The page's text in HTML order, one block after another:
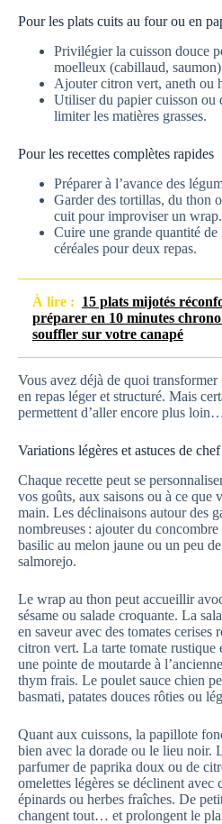
Pour les plats cuits au four ou en
Privilégier la cuisson douce
moelleux (cabillaud,
Ajouter citron vert, aneth ou
Utiliser du papier cuisson ou
limiter les matières grasses.
Pour les recettes complètes rapides
Préparer à l’avance des
Garder des tortillas, du thon
cuit pour improviser un wrap.
Cuire une grande quantité
céréales pour deux repas.
À lire : 15 plats mijotés
préparer en 10 minutes
souffler sur votre canapé
Vous avez déjà de quoi
en repas léger et structuré. Mais
permettent d’aller encore plus
Variations légères et astuces de chef
Chaque recette peut se
vos goûts, aux saisons ou à ce que
main. Les déclinaisons autour des
nombreuses : ajouter du concombre
basilic au melon jaune ou un peu
salmorejo.
Le wrap au thon peut accueillir
sésame ou salade croquante. La
en saveur avec des tomates cerises
citron vert. La tarte tomate rustique
une pointe de moutarde à
thym frais. Le poulet sauce chien
basmati, patates douces rôties ou
Quant aux cuissons, la papillote
bien avec la dorade ou le lieu noir.
parfumer de paprika doux ou de
omelettes légères se déclinent avec
épinards ou herbes fraîches. De
changent tout… et prolongent le